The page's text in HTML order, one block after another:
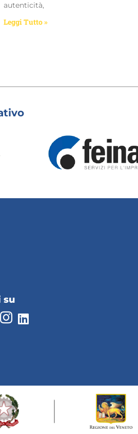
autenticità,
Leggi Tutto »
su